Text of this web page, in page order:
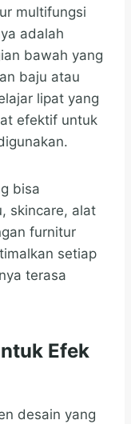
multifungsi
adalah
bawah yang
baju atau
lipat yang
efektif untuk
bisa
skincare, alat
furnitur
setiap
terasa
Efek
desain yang